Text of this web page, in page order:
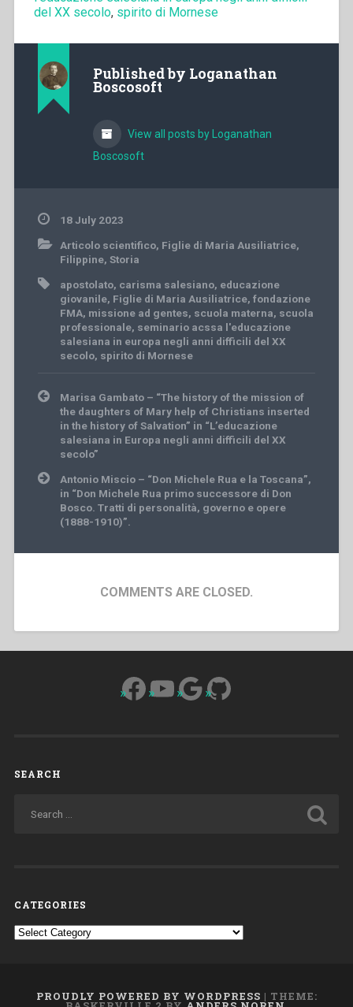
del XX secolo, spirito di Mornese
Published by Loganathan
Boscosoft
View all posts by Loganathan
Boscosoft
18 July 2023
Articolo scientifico, Figlie di Maria Ausiliatrice,
Filippine, Storia
apostolato, carisma salesiano, educazione
giovanile, Figlie di Maria Ausiliatrice, fondazione
FMA, missione ad gentes, scuola materna, scuola
professionale, seminario acssa l'educazione
salesiana in europa negli anni difficili del XX
secolo, spirito di Mornese
Post
navigation
Marisa Gambato – “The history of the mission of
the daughters of Mary help of Christians inserted
in the history of Salvation” in “L’educazione
salesiana in Europa negli anni difficili del XX
secolo”
Antonio Miscio – “Don Michele Rua e la Toscana”,
in “Don Michele Rua primo successore di Don
Bosco. Tratti di personalità, governo e opere
(1888-1910)”.
COMMENTS ARE CLOSED.
Facebook
YouTube
Google
GitHub
SEARCH
CATEGORIES
Categories
PROUDLY POWERED BY WORDPRESS | THEME: